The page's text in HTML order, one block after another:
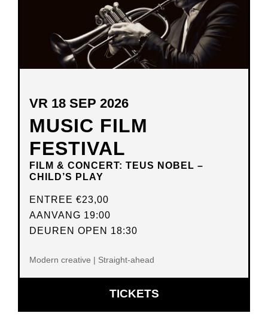
MUSIC FILM
FESTIVAL
FILM & CONCERT: TEUS NOBEL –
CHILD’S PLAY
VR 18 SEP 2026
ENTREE €23,00
AANVANG 19:00
DEUREN OPEN 18:30
Modern creative | Straight-ahead
TICKETSOPENT
IN